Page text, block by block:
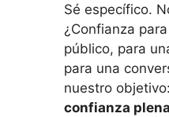
Sé específico.
¿Confianza
público, para
para una
nuestro objetivo:
confianza